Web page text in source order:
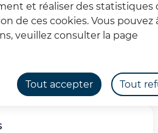
et réaliser des statistiques
de ces cookies. Vous pouvez
veuillez consulter la page
Tout accepter Tout